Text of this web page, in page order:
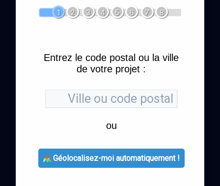
1 2 3 4 5 6 7 8
Entrez le code postal ou la ville
de votre projet :
ou
Géolocalisez-moi automatiquement !